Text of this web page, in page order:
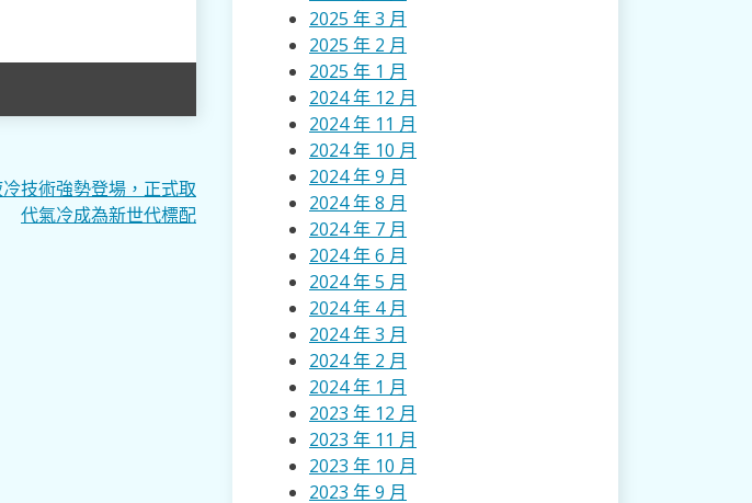
技術強勢登場，正式取
代氣冷成為新世代標配
2025 年 3 月
2025 年 2 月
2025 年 1 月
2024 年 12 月
2024 年 11 月
2024 年 10 月
2024 年 9 月
2024 年 8 月
2024 年 7 月
2024 年 6 月
2024 年 5 月
2024 年 4 月
2024 年 3 月
2024 年 2 月
2024 年 1 月
2023 年 12 月
2023 年 11 月
2023 年 10 月
2023 年 9 月